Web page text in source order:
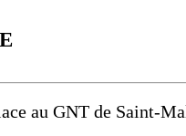
au GNT de Saint-